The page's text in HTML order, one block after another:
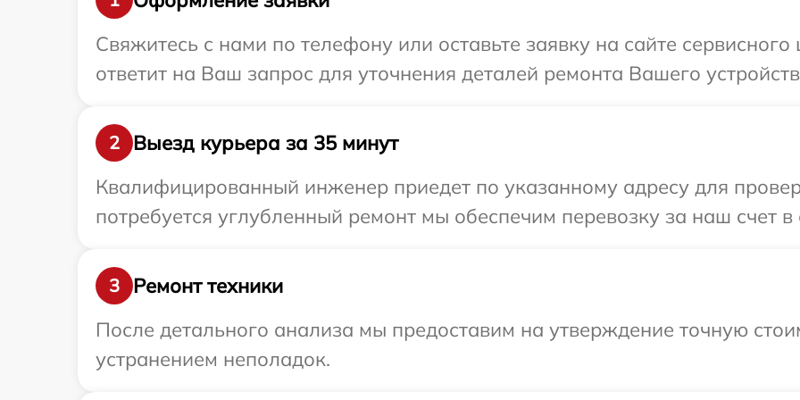
Свяжитесь с нами по телефону или оставьте заявку на сайте
ответит на Ваш запрос для уточнения деталей ремонта Вашего
2
Выезд курьера за 35 минут
Квалифицированный инженер приедет по указанному адресу для
потребуется углубленный ремонт мы обеспечим перевозку за наш счет
3
Ремонт техники
После детального анализа мы предоставим на утверждение точную
устранением неполадок.